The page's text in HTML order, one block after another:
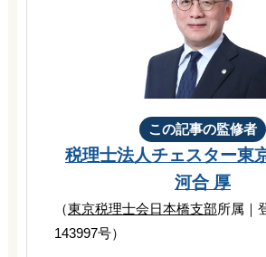
この記事の監修者
税理士法人チェスター東
河合 厚
（東京税理士会日本橋支部所属｜
143997号）